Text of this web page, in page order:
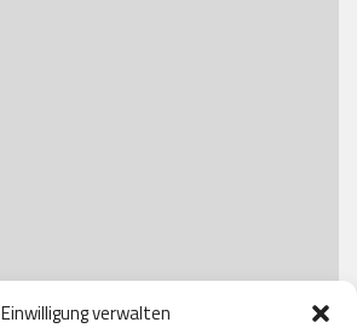
Einwilligung verwalten